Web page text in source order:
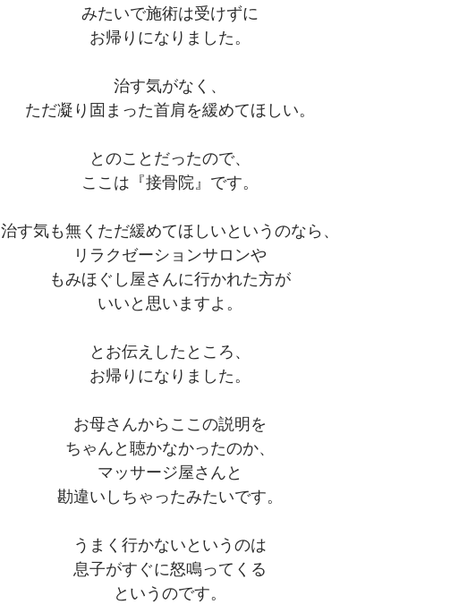
みたいで施術は受けずに
お帰りになりました。
治す気がなく、
ただ凝り固まった首肩を緩めてほしい。
とのことだったので、
ここは『接骨院』です。
治す気も無くただ緩めてほしいというのなら、
リラクゼーションサロンや
もみほぐし屋さんに行かれた方が
いいと思いますよ。
とお伝えしたところ、
お帰りになりました。
お母さんからここの説明を
ちゃんと聴かなかったのか、
マッサージ屋さんと
勘違いしちゃったみたいです。
うまく行かないというのは
息子がすぐに怒鳴ってくる
というのです。